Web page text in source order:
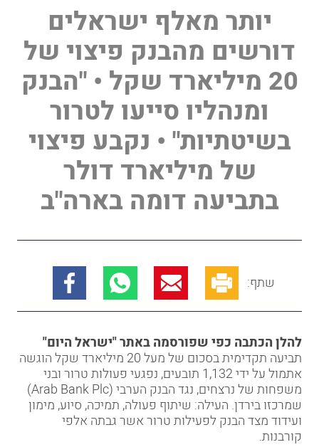
יותר מאלף ישראלים
דורשים מהבנק פיצוי של
20 מיליארד שקל • "הבנק
ומנהליו סייעו לטרור
בשיטתיות" • נקבע פיצוי
של מיליארד דולר
בתביעה דומה בארה"ב
שתף:
להלן הכתבה כפי שפורסמה באתר "ישראל היום"
תביעה תקדימית בסכום של מעל 20 מיליארד שקל הוגשה
אתמול על ידי 1,132 תובעים,
נפגעי פעולות טרורובני
משפחות של נרצחים, נגד הבנק הערבי (Arab Bank Plc)
שמרכזו בירדן. העילה: שיתוף פעולה, תמיכה, סיוע, מימון
ועידוד מצד הבנק לפעילות טרור אשר גבתה אלפי
קורבנות.